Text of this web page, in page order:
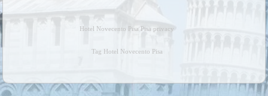
Hotel Novecento Pisa Pisa privacy
Tag Hotel Novecento Pisa